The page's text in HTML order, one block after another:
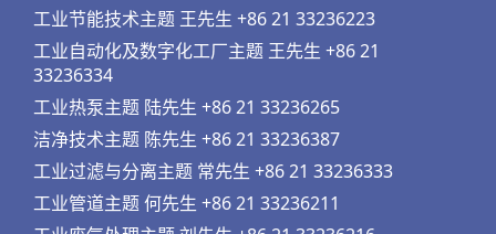
工业节能技术主题 王先生 +86 21 33236223
工业自动化及数字化工厂主题 王先生 +86 21
33236334
工业热泵主题 陆先生 +86 21 33236265
洁净技术主题 陈先生 +86 21 33236387
工业过滤与分离主题 常先生 +86 21 33236333
工业管道主题 何先生 +86 21 33236211